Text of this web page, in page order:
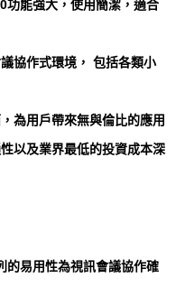
能強大，使用簡潔，適合
協作式環境， 包括各類小
為用戶帶來無與倫比的應用
以及業界最低的投資成本深
易用性為視訊會議協作確